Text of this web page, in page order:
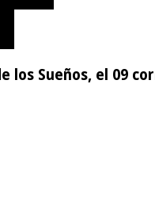
los Sueños, el 09